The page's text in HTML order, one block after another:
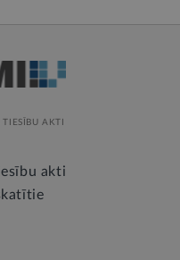
TIESĪBU AKTI
akti